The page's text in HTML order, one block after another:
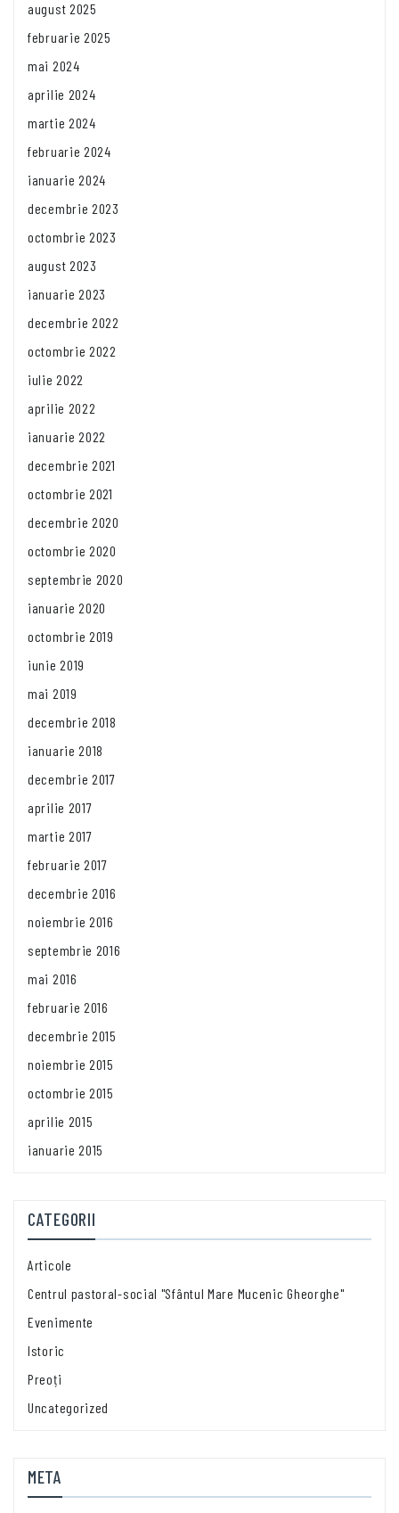
august 2025
februarie 2025
mai 2024
aprilie 2024
martie 2024
februarie 2024
ianuarie 2024
decembrie 2023
octombrie 2023
august 2023
ianuarie 2023
decembrie 2022
octombrie 2022
iulie 2022
aprilie 2022
ianuarie 2022
decembrie 2021
octombrie 2021
decembrie 2020
octombrie 2020
septembrie 2020
ianuarie 2020
octombrie 2019
iunie 2019
mai 2019
decembrie 2018
ianuarie 2018
decembrie 2017
aprilie 2017
martie 2017
februarie 2017
decembrie 2016
noiembrie 2016
septembrie 2016
mai 2016
februarie 2016
decembrie 2015
noiembrie 2015
octombrie 2015
aprilie 2015
ianuarie 2015
CATEGORII
Articole
Centrul pastoral-social "Sfântul Mare Mucenic Gheorghe"
Evenimente
Istoric
Preoți
Uncategorized
META